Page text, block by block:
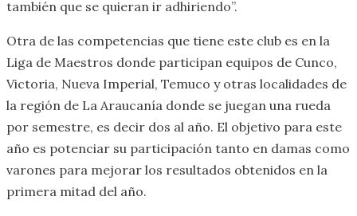
también que se quieran ir adhiriendo”.
Otra de las competencias que tiene este club es en la
Liga de Maestros donde participan equipos de Cunco,
Victoria, Nueva Imperial, Temuco y otras localidades de
la región de La Araucanía donde se juegan una rueda
por semestre, es decir dos al año. El objetivo para este
año es potenciar su participación tanto en damas como
varones para mejorar los resultados obtenidos en la
primera mitad del año.